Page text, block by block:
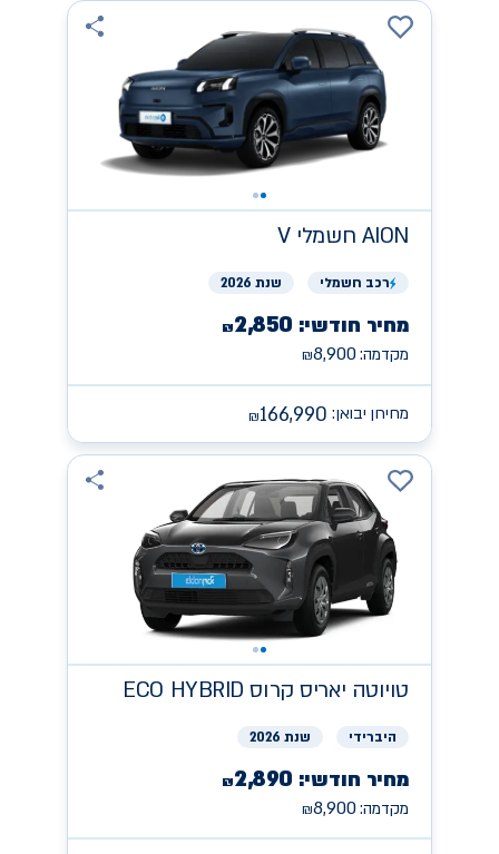
AION חשמלי V
רכב חשמלי שנת 2026
מחיר חודשי: ₪2,850
מקדמה: ₪8,900
מחירון יבואן: ₪166,990
טויוטה יאריס קרוס ECO HYBRID
היברידי שנת 2026
מחיר חודשי: ₪2,890
מקדמה: ₪8,900